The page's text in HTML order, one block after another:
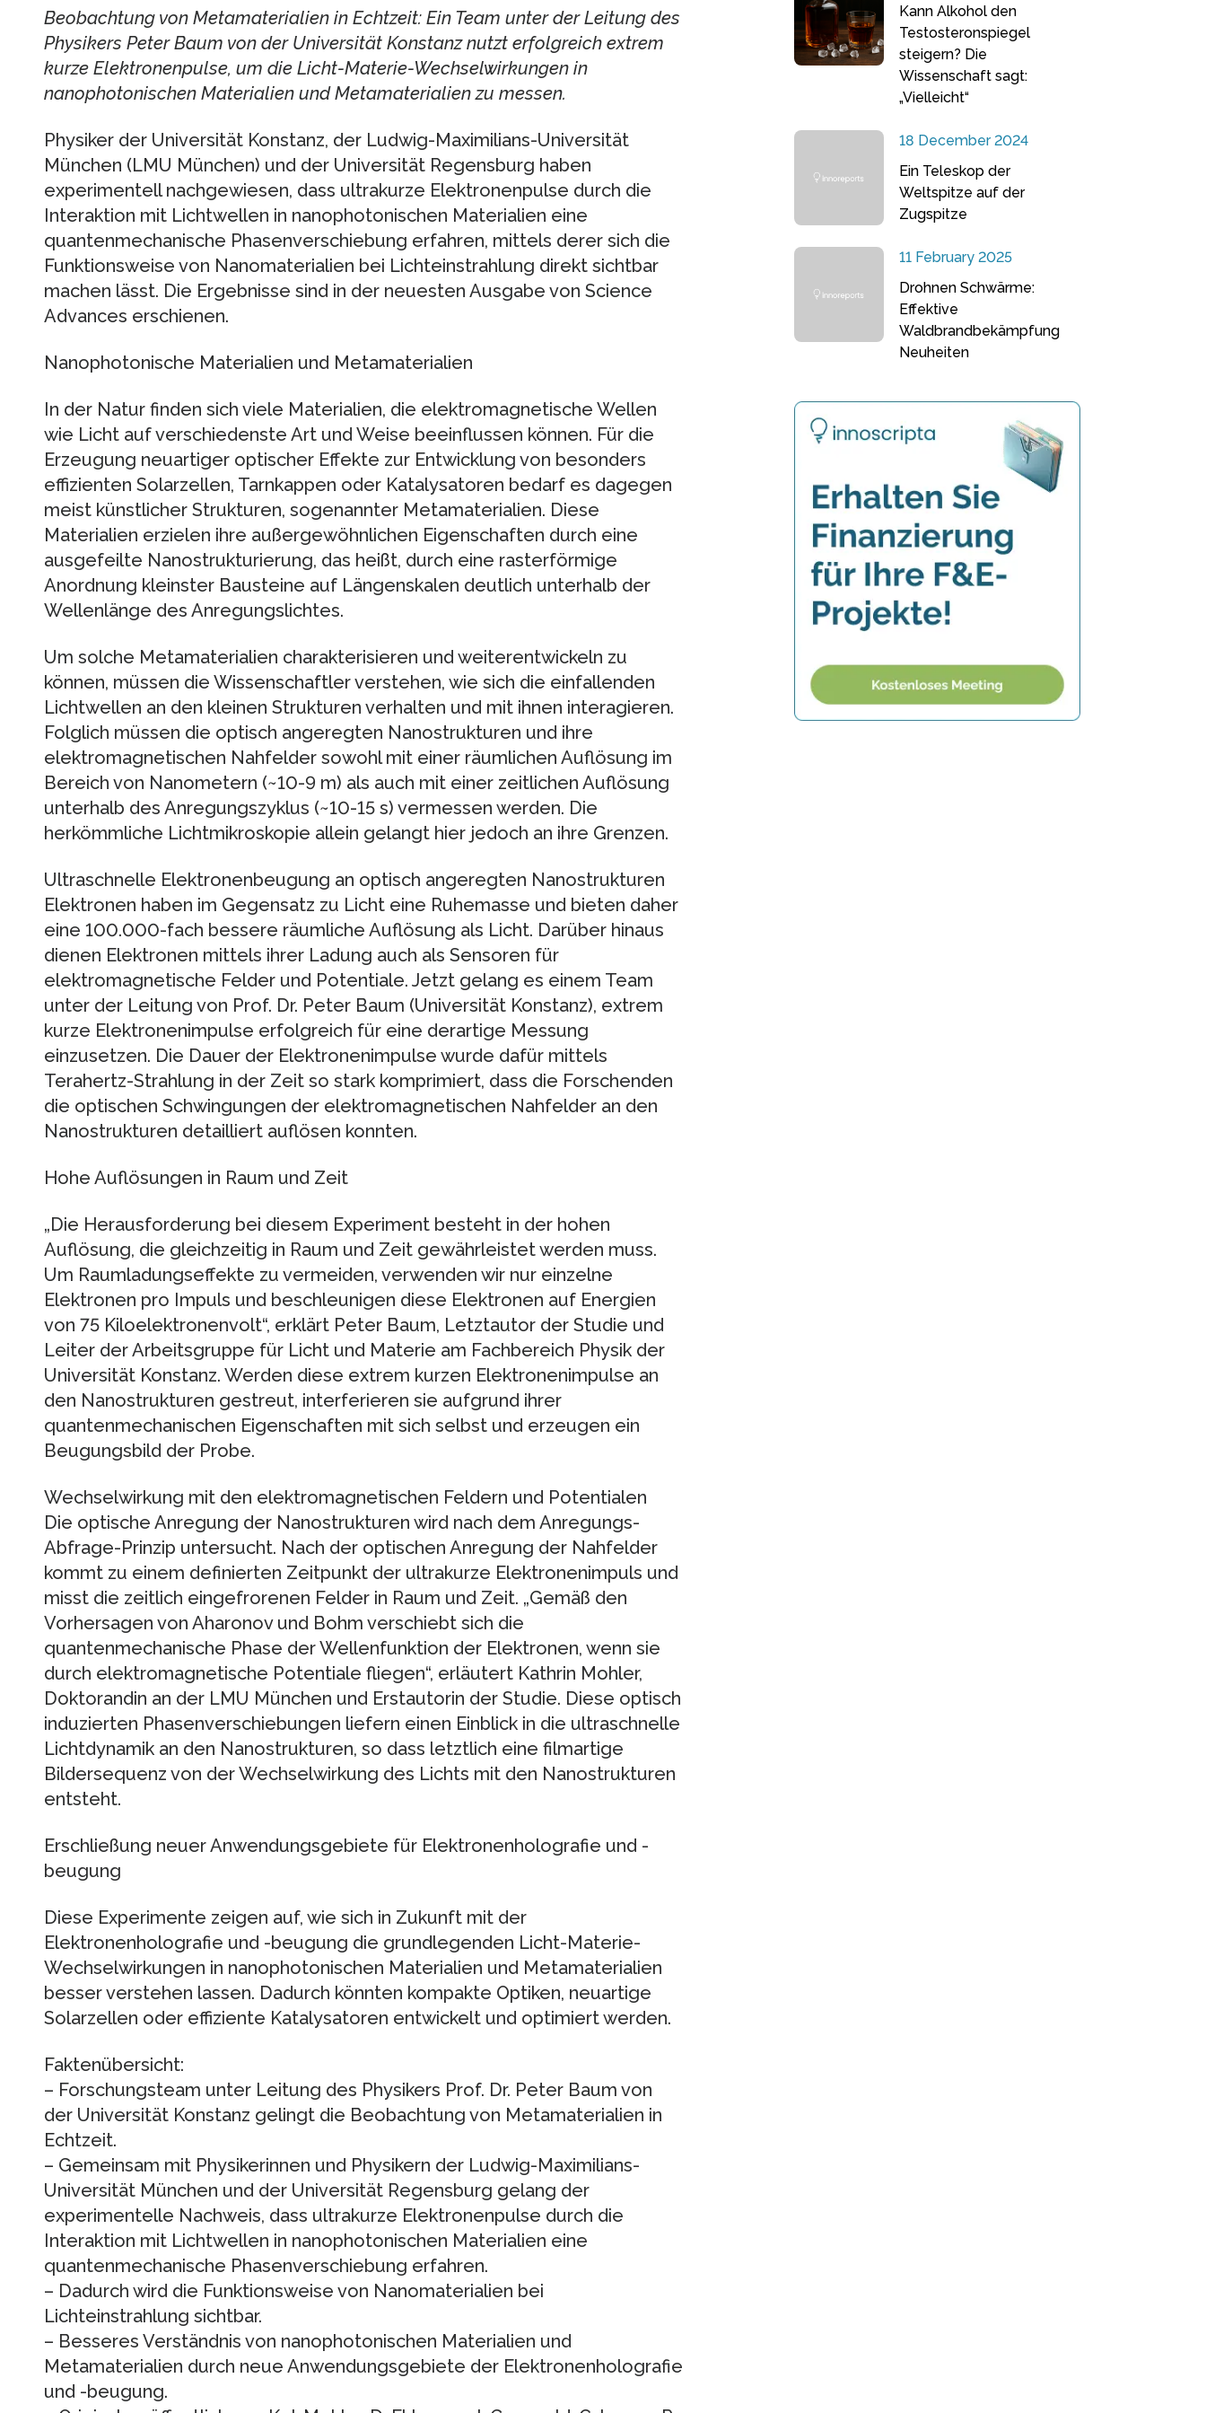
Beobachtung von Metamaterialien in Echtzeit: Ein Team unter der Leitung des
Physikers Peter Baum von der Universität Konstanz nutzt erfolgreich extrem
kurze Elektronenpulse, um die Licht-Materie-Wechselwirkungen in
nanophotonischen Materialien und Metamaterialien zu messen.
Physiker der Universität Konstanz, der Ludwig-Maximilians-Universität
München (LMU München) und der Universität Regensburg haben
experimentell nachgewiesen, dass ultrakurze Elektronenpulse durch die
Interaktion mit Lichtwellen in nanophotonischen Materialien eine
quantenmechanische Phasenverschiebung erfahren, mittels derer sich die
Funktionsweise von Nanomaterialien bei Lichteinstrahlung direkt sichtbar
machen lässt. Die Ergebnisse sind in der neuesten Ausgabe von Science
Advances erschienen.
Nanophotonische Materialien und Metamaterialien
In der Natur finden sich viele Materialien, die elektromagnetische Wellen
wie Licht auf verschiedenste Art und Weise beeinflussen können. Für die
Erzeugung neuartiger optischer Effekte zur Entwicklung von besonders
effizienten Solarzellen, Tarnkappen oder Katalysatoren bedarf es dagegen
meist künstlicher Strukturen, sogenannter Metamaterialien. Diese
Materialien erzielen ihre außergewöhnlichen Eigenschaften durch eine
ausgefeilte Nanostrukturierung, das heißt, durch eine rasterförmige
Anordnung kleinster Bausteine auf Längenskalen deutlich unterhalb der
Wellenlänge des Anregungslichtes.
Um solche Metamaterialien charakterisieren und weiterentwickeln zu
können, müssen die Wissenschaftler verstehen, wie sich die einfallenden
Lichtwellen an den kleinen Strukturen verhalten und mit ihnen interagieren.
Folglich müssen die optisch angeregten Nanostrukturen und ihre
elektromagnetischen Nahfelder sowohl mit einer räumlichen Auflösung im
Bereich von Nanometern (~10-9 m) als auch mit einer zeitlichen Auflösung
unterhalb des Anregungszyklus (~10-15 s) vermessen werden. Die
herkömmliche Lichtmikroskopie allein gelangt hier jedoch an ihre Grenzen.
Ultraschnelle Elektronenbeugung an optisch angeregten Nanostrukturen
Elektronen haben im Gegensatz zu Licht eine Ruhemasse und bieten daher
eine 100.000-fach bessere räumliche Auflösung als Licht. Darüber hinaus
dienen Elektronen mittels ihrer Ladung auch als Sensoren für
elektromagnetische Felder und Potentiale. Jetzt gelang es einem Team
unter der Leitung von Prof. Dr. Peter Baum (Universität Konstanz), extrem
kurze Elektronenimpulse erfolgreich für eine derartige Messung
einzusetzen. Die Dauer der Elektronenimpulse wurde dafür mittels
Terahertz-Strahlung in der Zeit so stark komprimiert, dass die Forschenden
die optischen Schwingungen der elektromagnetischen Nahfelder an den
Nanostrukturen detailliert auflösen konnten.
Hohe Auflösungen in Raum und Zeit
„Die Herausforderung bei diesem Experiment besteht in der hohen
Auflösung, die gleichzeitig in Raum und Zeit gewährleistet werden muss.
Um Raumladungseffekte zu vermeiden, verwenden wir nur einzelne
Elektronen pro Impuls und beschleunigen diese Elektronen auf Energien
von 75 Kiloelektronenvolt“, erklärt Peter Baum, Letztautor der Studie und
Leiter der Arbeitsgruppe für Licht und Materie am Fachbereich Physik der
Universität Konstanz. Werden diese extrem kurzen Elektronenimpulse an
den Nanostrukturen gestreut, interferieren sie aufgrund ihrer
quantenmechanischen Eigenschaften mit sich selbst und erzeugen ein
Beugungsbild der Probe.
Wechselwirkung mit den elektromagnetischen Feldern und Potentialen
Die optische Anregung der Nanostrukturen wird nach dem Anregungs-
Abfrage-Prinzip untersucht. Nach der optischen Anregung der Nahfelder
kommt zu einem definierten Zeitpunkt der ultrakurze Elektronenimpuls und
misst die zeitlich eingefrorenen Felder in Raum und Zeit. „Gemäß den
Vorhersagen von Aharonov und Bohm verschiebt sich die
quantenmechanische Phase der Wellenfunktion der Elektronen, wenn sie
durch elektromagnetische Potentiale fliegen“, erläutert Kathrin Mohler,
Doktorandin an der LMU München und Erstautorin der Studie. Diese optisch
induzierten Phasenverschiebungen liefern einen Einblick in die ultraschnelle
Lichtdynamik an den Nanostrukturen, so dass letztlich eine filmartige
Bildersequenz von der Wechselwirkung des Lichts mit den Nanostrukturen
entsteht.
Erschließung neuer Anwendungsgebiete für Elektronenholografie und -
beugung
Diese Experimente zeigen auf, wie sich in Zukunft mit der
Elektronenholografie und -beugung die grundlegenden Licht-Materie-
Wechselwirkungen in nanophotonischen Materialien und Metamaterialien
besser verstehen lassen. Dadurch könnten kompakte Optiken, neuartige
Solarzellen oder effiziente Katalysatoren entwickelt und optimiert werden.
Faktenübersicht:
– Forschungsteam unter Leitung des Physikers Prof. Dr. Peter Baum von
der Universität Konstanz gelingt die Beobachtung von Metamaterialien in
Echtzeit.
– Gemeinsam mit Physikerinnen und Physikern der Ludwig-Maximilians-
Universität München und der Universität Regensburg gelang der
experimentelle Nachweis, dass ultrakurze Elektronenpulse durch die
Interaktion mit Lichtwellen in nanophotonischen Materialien eine
quantenmechanische Phasenverschiebung erfahren.
– Dadurch wird die Funktionsweise von Nanomaterialien bei
Lichteinstrahlung sichtbar.
– Besseres Verständnis von nanophotonischen Materialien und
Metamaterialien durch neue Anwendungsgebiete der Elektronenholografie
und -beugung.
Kann Alkohol den
Testosteronspiegel
steigern? Die
Wissenschaft sagt:
„Vielleicht“
18 December 2024
Ein Teleskop der
Weltspitze auf der
Zugspitze
11 February 2025
Drohnen Schwärme:
Effektive
Waldbrandbekämpfung
Neuheiten